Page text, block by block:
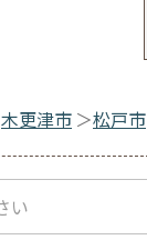
木更津市 松戸市